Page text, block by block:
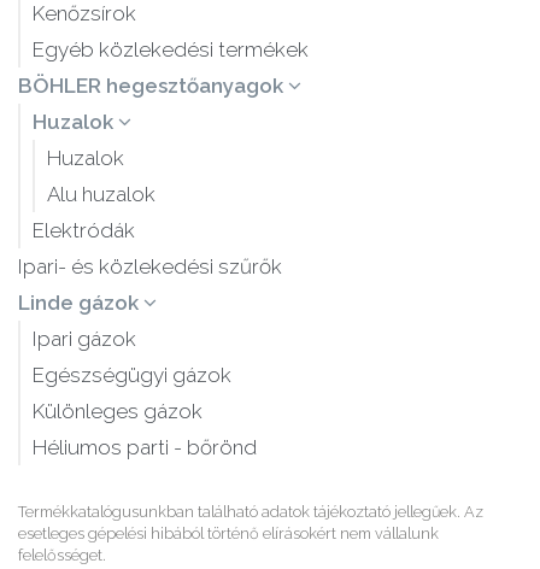
Kenőzsírok
Egyéb közlekedési termékek
BÖHLER hegesztőanyagok
Huzalok
Huzalok
Alu huzalok
Elektródák
Ipari- és közlekedési szűrők
Linde gázok
Ipari gázok
Egészségügyi gázok
Különleges gázok
Héliumos parti - bőrönd
Termékkatalógusunkban található adatok tájékoztató jellegűek. Az
esetleges gépelési hibából történő elírásokért nem vállalunk
felelősséget.